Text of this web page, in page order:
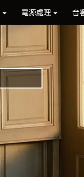
電源處理 音